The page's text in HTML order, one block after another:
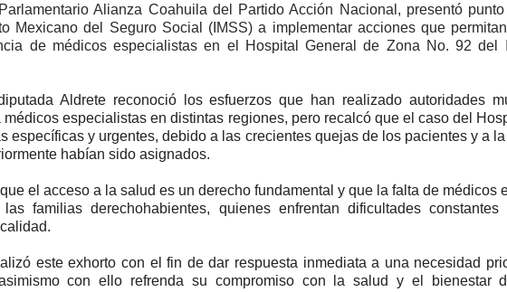
Alianza Coahuila del Partido Acción Nacional, presentó
Mexicano del Seguro Social (IMSS) a implementar acciones que
de médicos especialistas en el Hospital General de Zona No. 92 del
Aldrete reconoció los esfuerzos que han realizado autoridades
especialistas en distintas regiones, pero recalcó que el caso del
específicas y urgentes, debido a las crecientes quejas de los pacientes y a
habían sido asignados.
el acceso a la salud es un derecho fundamental y que la falta de médicos
familias derechohabientes, quienes enfrentan dificultades
este exhorto con el fin de dar respuesta inmediata a una necesidad
con ello refrenda su compromiso con la salud y el bienestar